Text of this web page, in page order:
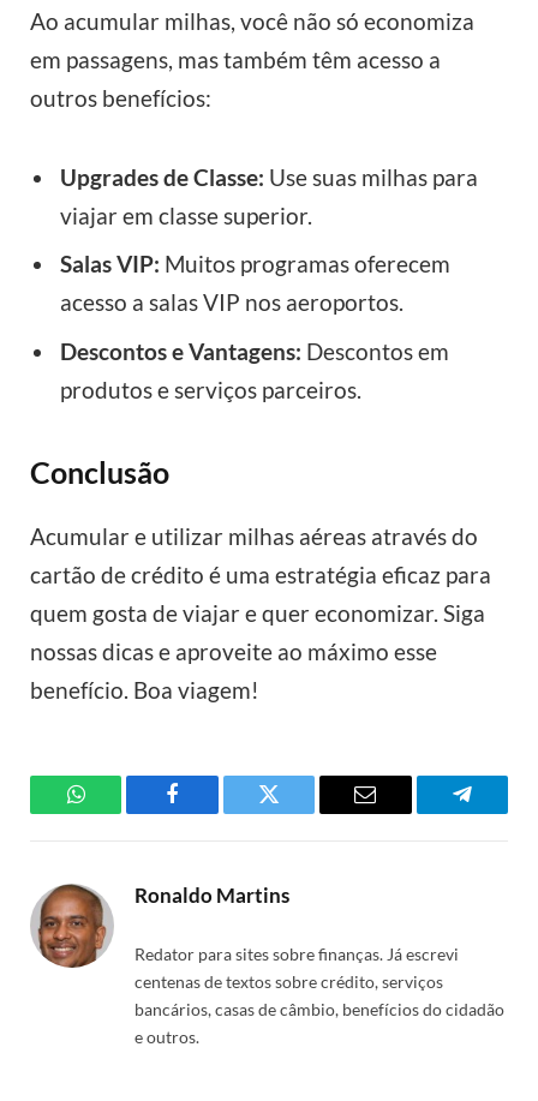
Ao acumular milhas, você não só economiza
em passagens, mas também têm acesso a
outros benefícios:
Upgrades de Classe: Use suas milhas para
viajar em classe superior.
Salas VIP: Muitos programas oferecem
acesso a salas VIP nos aeroportos.
Descontos e Vantagens: Descontos em
produtos e serviços parceiros.
Conclusão
Acumular e utilizar milhas aéreas através do
cartão de crédito é uma estratégia eficaz para
quem gosta de viajar e quer economizar. Siga
nossas dicas e aproveite ao máximo esse
benefício. Boa viagem!
WhatsAppFacebook Twitter Email
Ronaldo Martins
Redator para sites sobre finanças. Já escrevi
centenas de textos sobre crédito, serviços
bancários, casas de câmbio, benefícios do cidadão
e outros.